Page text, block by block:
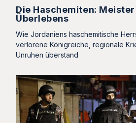
Die Haschemiten:
Überlebens
Wie Jordaniens haschemitische
verlorene Königreiche, regionale
Unruhen überstand